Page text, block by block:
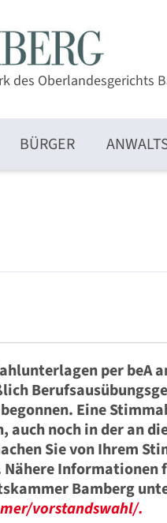
des Oberlandesgerichts
BÜRGER
per beA
Eine
auch noch in der an
Sie von Ihrem
Informationen
Bamberg
vorstandswahl/.